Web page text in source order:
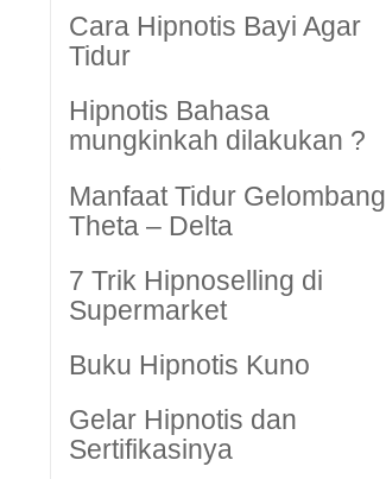
Cara Hipnotis Bayi Agar
Tidur
Hipnotis Bahasa
mungkinkah dilakukan ?
Manfaat Tidur Gelombang
Theta – Delta
7 Trik Hipnoselling di
Supermarket
Buku Hipnotis Kuno
Gelar Hipnotis dan
Sertifikasinya